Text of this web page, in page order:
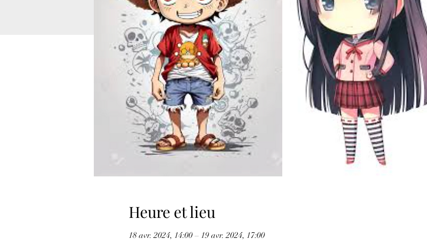
Heure et lieu
18 avr. 2024, 14:00 – 19 avr. 2024, 17:00